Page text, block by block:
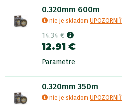
0.320mm 600m
nie je skladom UPOZORNIŤ
14.34 €
12.91 €
Parametre
0.320mm 350m
nie je skladom UPOZORNIŤ